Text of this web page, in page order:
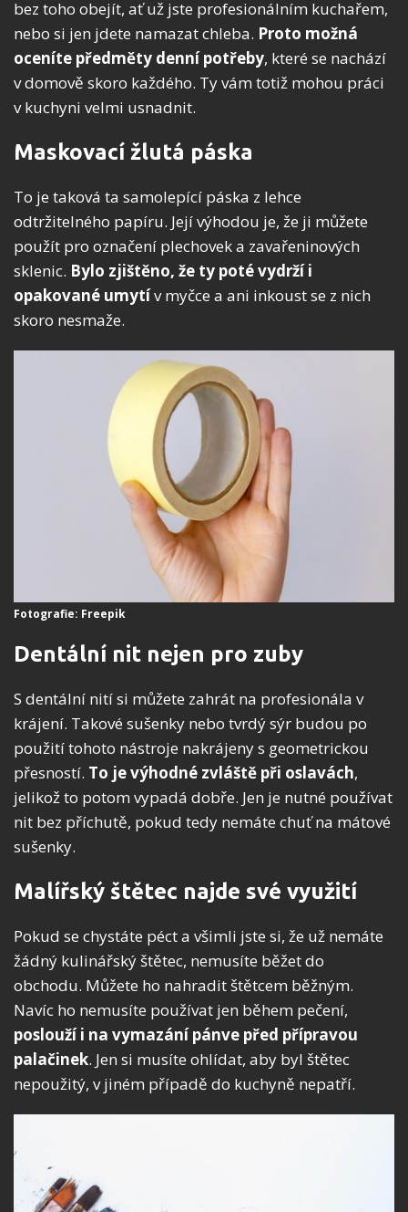
bez toho obejít, ať už jste profesionálním kuchařem,
nebo si jen jdete namazat chleba. Proto možná
oceníte předměty denní potřeby, které se nachází
v domově skoro každého. Ty vám totiž mohou práci
v kuchyni velmi usnadnit.
Maskovací žlutá páska
To je taková ta samolepící páska z lehce
odtržitelného papíru. Její výhodou je, že ji můžete
použít pro označení plechovek a zavařeninových
sklenic. Bylo zjištěno, že ty poté vydrží i
opakované umytív myčce a ani inkoust se z nich
skoro nesmaže.
Fotografie: Freepik
Dentální nit nejen pro zuby
S dentální nití si můžete zahrát na profesionála v
krájení. Takové sušenky nebo tvrdý sýr budou po
použití tohoto nástroje nakrájeny s geometrickou
přesností. To je výhodné zvláště při oslavách,
jelikož to potom vypadá dobře. Jen je nutné používat
nit bez příchutě, pokud tedy nemáte chuť na mátové
sušenky.
Malířský štětec najde své využití
Pokud se chystáte péct a všimli jste si, že už nemáte
žádný kulinářský štětec, nemusíte běžet do
obchodu. Můžete ho nahradit štětcem běžným.
Navíc ho nemusíte používat jen během pečení,
poslouží i na vymazání pánve před přípravou
palačinek. Jen si musíte ohlídat, aby byl štětec
nepoužitý, v jiném případě do kuchyně nepatří.